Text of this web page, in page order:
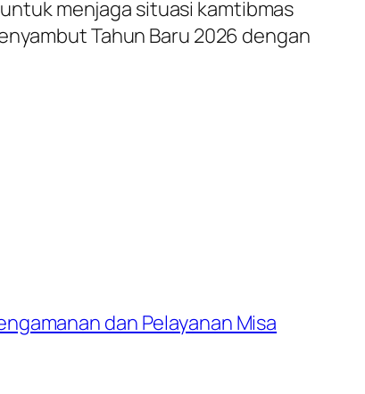
menjaga situasi kamtibmas
Tahun Baru 2026 dengan
dan Pelayanan Misa